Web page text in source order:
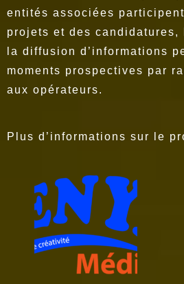
entités associées
projets et des
la diffusion d’informations
moments prospectives par
aux opérateurs.
Plus d’informations sur le